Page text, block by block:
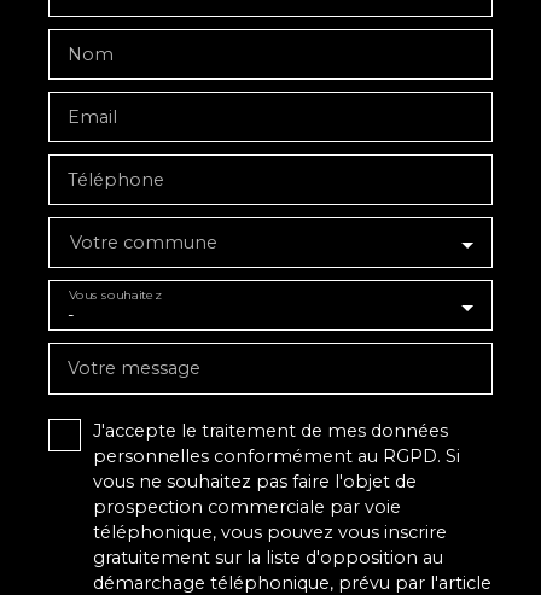
Nom
Email
Téléphone
Votre commune
-
Vous souhaitez
Votre message
J'accepte le traitement de mes données
personnelles conformément au RGPD. Si
vous ne souhaitez pas faire l'objet de
prospection commerciale par voie
téléphonique, vous pouvez vous inscrire
gratuitement sur la liste d'opposition au
démarchage téléphonique, prévu par l'article